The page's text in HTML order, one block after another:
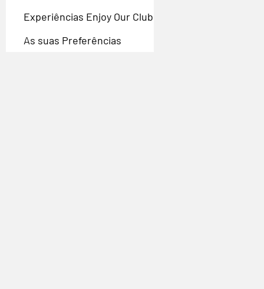
Experiências Enjoy Our Club
As suas Preferências